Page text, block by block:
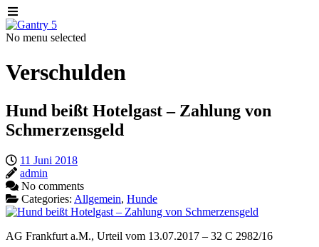
No menu selected
Verschulden
Hund beißt Hotelgast – Zahlung von
Schmerzensgeld
11 Juni 2018
admin
No comments
Categories: Allgemein, Hunde
AG Frankfurt a.M., Urteil vom 13.07.2017 – 32 C 2982/16